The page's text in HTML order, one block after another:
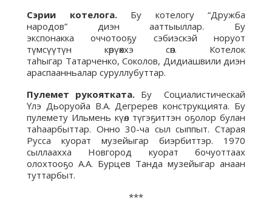
Сэрии котелога.
Бу котелогу “Дружба
народов” диэн ааттыыллар. Бу
экспонакка оччотооҕу сэбиэскэй норуот
түмсүүтүн көрүөххэ сөп. Котелок
таһыгар Татарченко, Соколов, Дидиашвили диэн
араспаанньалар суруллубуттар.
Пулемет рукоятката. Бу Социалистическай
Үлэ Дьоруойа В.А. Дегререв конструкцията. Бу
пулемету Ильмень күөл түгэҕиттэн оҕолор булан
таһаарбыттар. Онно 30-ча сыл сыппыт. Старая
Русса куорат музейыгар биэрбиттэр. 1970
сыллаахха Новгород куорат бочуоттаах
олохтооҕо А.А. Бурцев Танда музейыгар анаан
туттарбыт.
***